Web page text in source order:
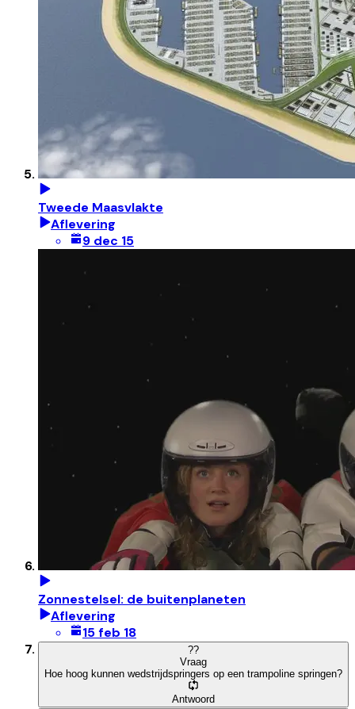
Tweede Maasvlakte
Aflevering
9 dec 15
Zonnestelsel: de buitenplaneten
Aflevering
15 feb 18
??
Vraag
Hoe hoog kunnen wedstrijdspringers op een trampoline springen?
Antwoord